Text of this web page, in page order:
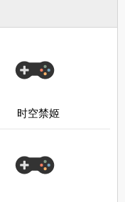
时空禁姬